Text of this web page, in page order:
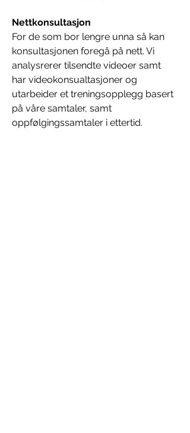
Nettkonsultasjon
For de som bor lengre unna så kan
konsultasjonen foregå på nett. Vi
analysrerer tilsendte videoer samt
har videokonsualtasjoner og
utarbeider et treningsopplegg basert
på våre samtaler, samt
oppfølgingssamtaler i ettertid.